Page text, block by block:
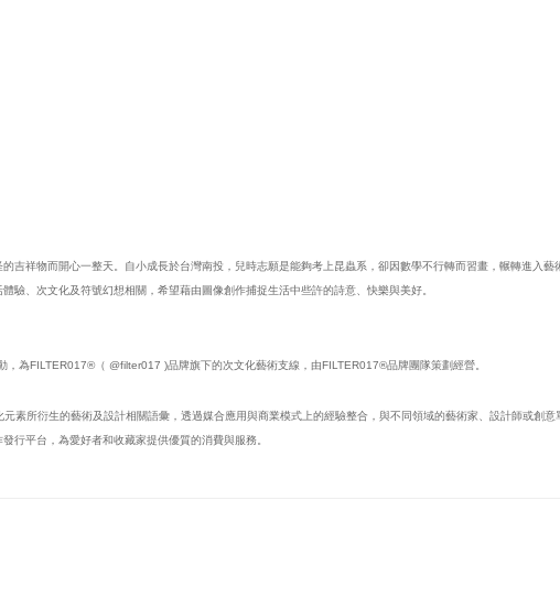
吉祥物而開心一整天。自小成長於台灣南投，兒時志願是能夠考上昆蟲系，卻因數學不行轉而習畫，輾轉進入
、次文化及符號幻想相關，希望藉由圖像創作捕捉生活中些許的詩意、快樂與美好。
為FILTER017®（ @filter017 )品牌旗下的次文化藝術支線，由FILTER017®品牌團隊策劃經營。
所衍生的藝術及設計相關語彙，透過媒合應用與商業模式上的經驗整合，與不同領域的藝術家、設計師或創
行平台，為愛好者和收藏家提供優質的消費與服務。